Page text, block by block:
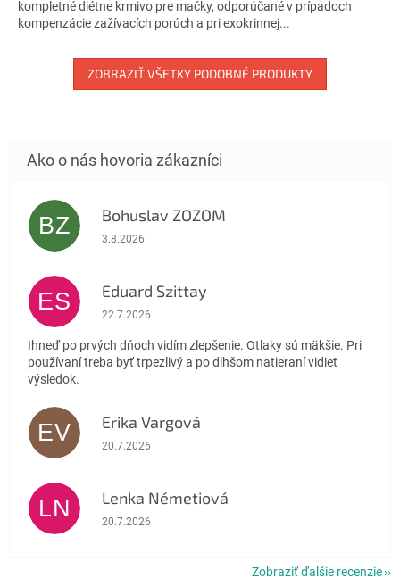
hviezdičiek.
kompletné diétne krmivo pre mačky, odporúčané v prípadoch
kompenzácie zažívacích porúch a pri exokrinnej...
ZOBRAZIŤ VŠETKY PODOBNÉ PRODUKTY
BZ Bohuslav ZOZOM
Hodnotenie obchodu je 5 z 5 hviezdičiek.
3.8.2026
ES Eduard Szittay
Hodnotenie obchodu je 5 z 5 hviezdičiek.
22.7.2026
Ihneď po prvých dňoch vidím zlepšenie. Otlaky sú mäkšie. Pri
používaní treba byť trpezlivý a po dlhšom natieraní vidieť
výsledok.
EV Erika Vargová
Hodnotenie obchodu je 5 z 5 hviezdičiek.
20.7.2026
LN Lenka Németiová
Hodnotenie obchodu je 5 z 5 hviezdičiek.
20.7.2026
Zobraziť ďalšie recenzie